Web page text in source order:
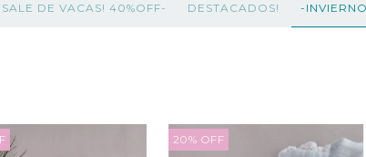
DE VACAS! 40%OFF- DESTACADOS! -INVIERNO
20% OFF